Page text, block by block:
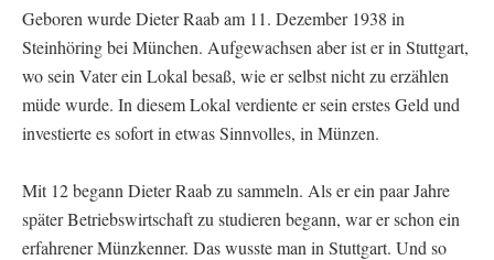
Geboren wurde Dieter Raab am 11. Dezember 1938 in
Steinhöring bei München. Aufgewachsen aber ist er in Stuttgart,
wo sein Vater ein Lokal besaß, wie er selbst nicht zu erzählen
müde wurde. In diesem Lokal verdiente er sein erstes Geld und
investierte es sofort in etwas Sinnvolles, in Münzen.
Mit 12 begann Dieter Raab zu sammeln. Als er ein paar Jahre
später Betriebswirtschaft zu studieren begann, war er schon ein
erfahrener Münzkenner. Das wusste man in Stuttgart. Und so